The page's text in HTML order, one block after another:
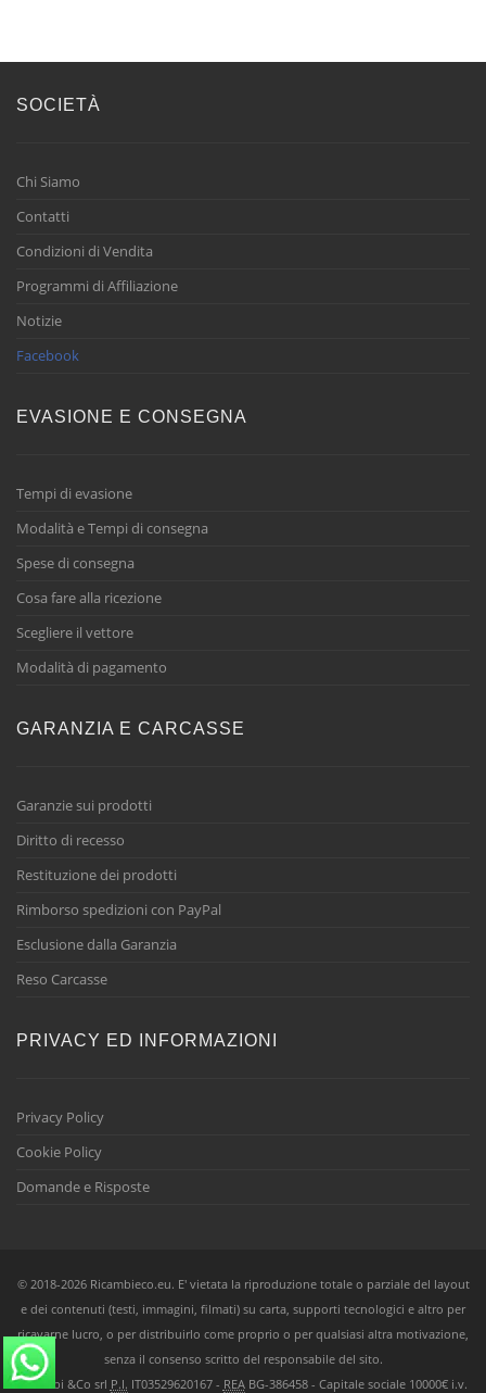
SOCIETÀ
Chi Siamo
Contatti
Condizioni di Vendita
Programmi di Affiliazione
Notizie
Facebook
EVASIONE E CONSEGNA
Tempi di evasione
Modalità e Tempi di consegna
Spese di consegna
Cosa fare alla ricezione
Scegliere il vettore
Modalità di pagamento
GARANZIA E CARCASSE
Garanzie sui prodotti
Diritto di recesso
Restituzione dei prodotti
Rimborso spedizioni con PayPal
Esclusione dalla Garanzia
Reso Carcasse
PRIVACY ED INFORMAZIONI
Privacy Policy
Cookie Policy
Domande e Risposte
© 2018-2026 Ricambieco.eu. E' vietata la riproduzione totale o parziale del layout
e dei contenuti (testi, immagini, filmati) su carta, supporti tecnologici e altro per
ricavarne lucro, o per distribuirlo come proprio o per qualsiasi altra motivazione,
senza il consenso scritto del responsabile del sito.
Ricambi &Co srl P.I. IT03529620167 - REABG-386458 - Capitale sociale 10000€ i.v.